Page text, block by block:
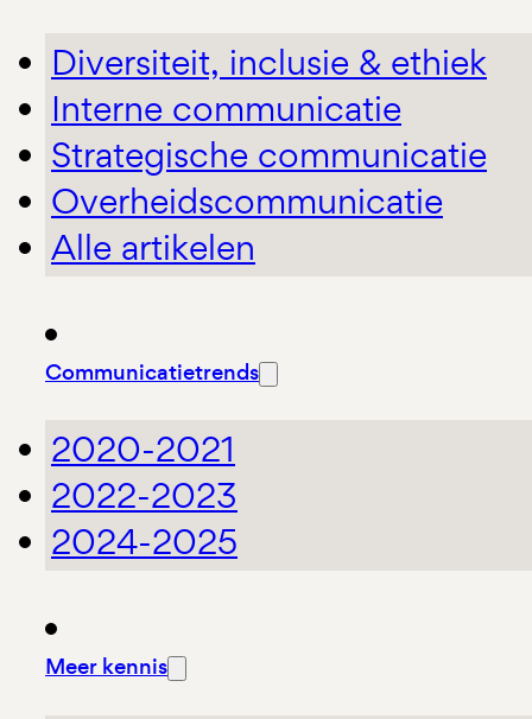
Diversiteit, inclusie & ethiek
Interne communicatie
Strategische communicatie
Overheidscommunicatie
Alle artikelen
Communicatietrends
2020-2021
2022-2023
2024-2025
Meer kennis